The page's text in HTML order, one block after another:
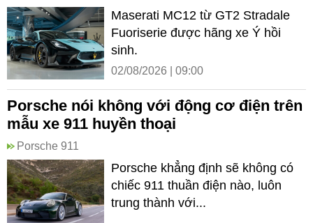
Maserati MC12 từ GT2 Stradale
Fuoriserie được hãng xe Ý hồi
sinh.
02/08/2026 | 09:00
Porsche nói không với động cơ điện trên
mẫu xe 911 huyền thoại
Porsche 911
Porsche khẳng định sẽ không có
chiếc 911 thuần điện nào, luôn
trung thành với...